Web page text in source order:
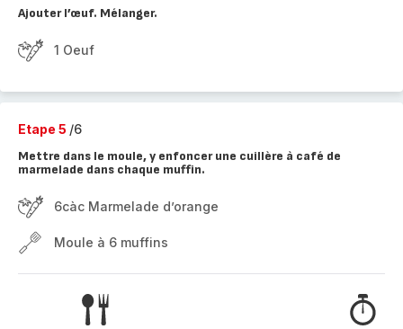
Ajouter l’œuf. Mélanger.
1 Oeuf
Etape 5 /6
Mettre dans le moule, y enfoncer une cuillère à café de
marmelade dans chaque muffin.
6càc Marmelade d’orange
Moule à 6 muffins